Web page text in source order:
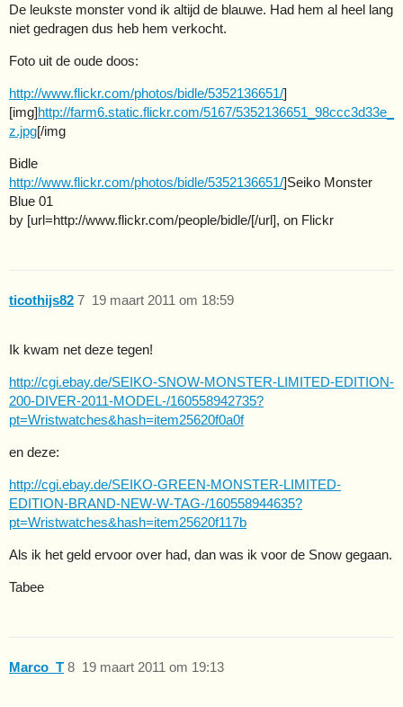
De leukste monster vond ik altijd de blauwe. Had hem al heel lang
niet gedragen dus heb hem verkocht.
Foto uit de oude doos:
http://www.flickr.com/photos/bidle/5352136651/]
[img]http://farm6.static.flickr.com/5167/5352136651_98ccc3d33e_
z.jpg[/img
Bidle
http://www.flickr.com/photos/bidle/5352136651/]Seiko Monster
Blue 01
by [url=http://www.flickr.com/people/bidle/[/url], on Flickr
ticothijs82 19 maart 2011 om 18:59
7
Ik kwam net deze tegen!
http://cgi.ebay.de/SEIKO-SNOW-MONSTER-LIMITED-EDITION-
200-DIVER-2011-MODEL-/160558942735?
pt=Wristwatches&hash=item25620f0a0f
en deze:
http://cgi.ebay.de/SEIKO-GREEN-MONSTER-LIMITED-
EDITION-BRAND-NEW-W-TAG-/160558944635?
pt=Wristwatches&hash=item25620f117b
Als ik het geld ervoor over had, dan was ik voor de Snow gegaan.
Tabee
Marco_T 19 maart 2011 om 19:13
8